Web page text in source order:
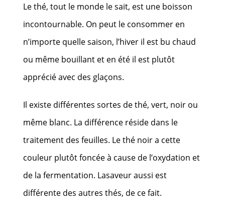
Le thé, tout le monde le sait, est une boisson
incontournable. On peut le consommer en
n’importe quelle saison, l’hiver il est bu chaud
ou même bouillant et en été il est plutôt
apprécié avec des glaçons.
Il existe différentes sortes de thé, vert, noir ou
même blanc. La différence réside dans le
traitement des feuilles. Le thé noir a cette
couleur plutôt foncée à cause de l’oxydation et
de la fermentation. Lasaveur aussi est
différente des autres thés, de ce fait.